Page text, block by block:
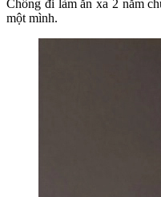
Chồng đi làm ăn xa 2 năm
một mình.